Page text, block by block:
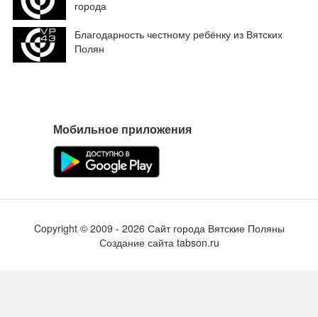
города
Благодарность честному ребёнку из Вятских
Полян
Мобильное приложения
Copyright © 2009 - 2026 Сайт города Вятские Поляны
Создание сайта tabson.ru